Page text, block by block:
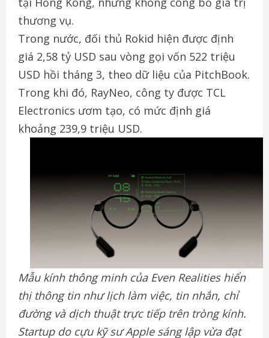
thương vụ.
Trong nước, đối thủ Rokid hiện được định
giá 2,58 tỷ USD sau vòng gọi vốn 522 triệu
USD hồi tháng 3, theo dữ liệu của PitchBook.
Trong khi đó, RayNeo, công ty được TCL
Electronics ươm tạo, có mức định giá
khoảng 239,9 triệu USD.
Mẫu kính thông minh của Even Realities hiển
thị thông tin như lịch làm việc, tin nhắn, chỉ
đường và dịch thuật trực tiếp trên tròng kính.
Startup do cựu kỹ sư Apple sáng lập vừa đạt